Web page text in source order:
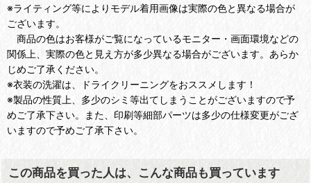
※ライティング等によりモデル着用画像は実際の色と異なる場合が
ございます。
商品の色はお客様がご覧になっているモニター・画面環境などの
関係上、実際の色と見え方が多少異なる場合がございます。あらか
じめご了承ください。
※衣装の洗濯は、ドライクリーニングをおススメします！
※製品の性質上、多少のシミ等出てしまうことがございますので予
めご了承下さい。また、印刷等細部パーツは多少の仕様変更がござ
いますので予めご了承下さい。
この商品を買った人は、こんな商品も買っています